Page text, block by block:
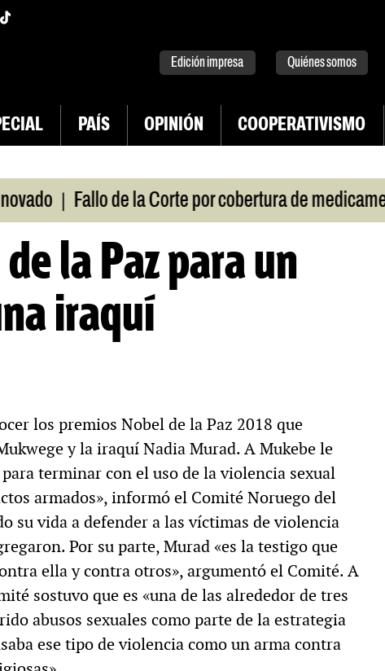
Edición impresa Quiénes somos
PAÍS OPINIÓN COOPERATIVISMO
| Fallo de la Corte por cobertura de medicamentos
la Paz para un
iraquí
los premios Nobel de la Paz 2018 que
y la iraquí Nadia Murad. A Mukebe le
terminar con el uso de la violencia sexual
armados», informó el Comité Noruego del
su vida a defender a las víctimas de violencia
Por su parte, Murad «es la testigo que
ella y contra otros», argumentó el Comité. A
sostuvo que es «una de las alrededor de tres
abusos sexuales como parte de la estrategia
ese tipo de violencia como un arma contra